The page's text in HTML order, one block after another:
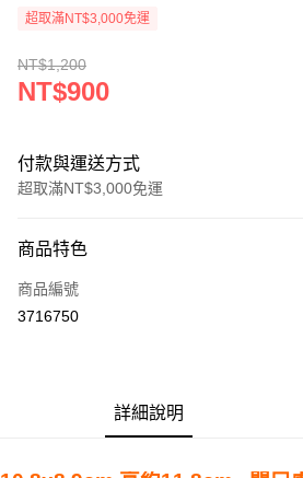
超取滿NT$3,000免運
NT$1,200
NT$900
付款與運送方式
超取滿NT$3,000免運
信用卡一次付款
超商取貨付款
商品特色
商品編號
3716750
詳細說明